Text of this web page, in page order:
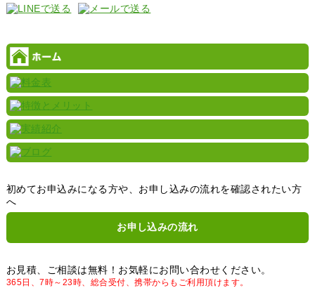
初めてお申込みになる方や、お申し込みの流れを確認されたい方
へ
お申し込みの流れ
お見積、ご相談は無料！お気軽にお問い合わせください。
365日、7時～23時、総合受付、携帯からもご利用頂けます。